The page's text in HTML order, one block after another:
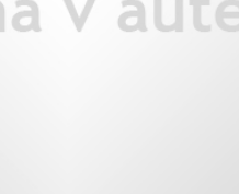
stručně o autosedačkách